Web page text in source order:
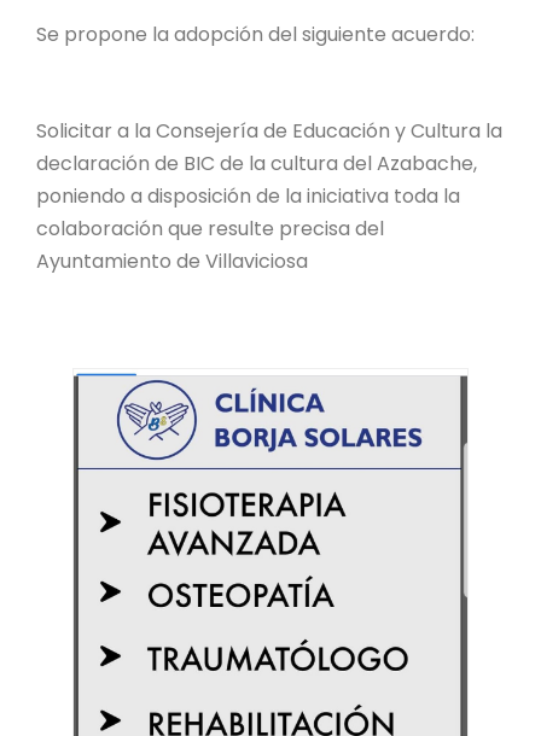
Se propone la adopción del siguiente acuerdo:
Solicitar a la Consejería de Educación y Cultura la
declaración de BIC de la cultura del Azabache,
poniendo a disposición de la iniciativa toda la
colaboración que resulte precisa del
Ayuntamiento de Villaviciosa